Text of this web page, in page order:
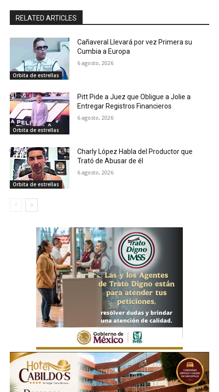
RELATED ARTICLES
Orbita de estrellas
Cañaveral Llevará por vez Primera su
Cumbia a Europa
6 agosto, 2026
Orbita de estrellas
Pitt Pide a Juez que Obligue a Jolie a
Entregar Registros Financieros
6 agosto, 2026
Orbita de estrellas
Charly López Habla del Productor que
Trató de Abusar de él
6 agosto, 2026